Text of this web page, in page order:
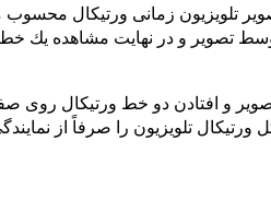
تلویزیون زمانی ورتیکال
وسط تصویر و در نهایت مشاهده
و افتادن دو خط ورتیکال روی
تلویزیون را صرفاً از نمایندگی